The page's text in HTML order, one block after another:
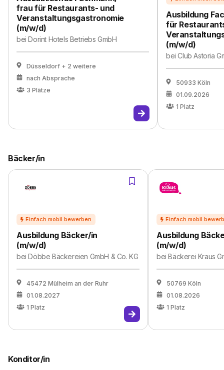
frau für Restaurants- und
Veranstaltungsgastronomie
(m/w/d)
beiDorint Hotels Betriebs GmbH
Düsseldorf + 2 weitere
nach Absprache
3 Plätze
Ausbildung
für
(m/w/d)
beiClub Astoria
50933 Köln
01.09.2026
1 Platz
Bäcker/in
Ausbildung Bäcker/in
(m/w/d)
beiDöbbe Bäckereien GmbH & Co. KG
45472 Mülheim an der Ruhr
01.08.2027
1 Platz
Ausbildung
(m/w/d)
beiBäckerei Kraus
50769 Köln
01.08.2026
1 Platz
Konditor/in